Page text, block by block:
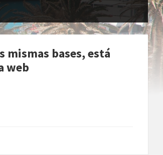
mismas bases, está
web